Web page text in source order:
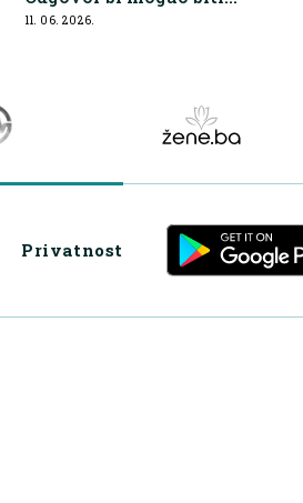
zapisan u genima
11. 06. 2026.
Privatnost